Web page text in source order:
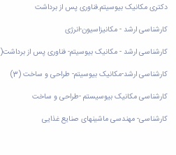
دکتری مکانیک بیوسیتم.فناوری پس از برداشت
کارشناسی ارشد - مکانیزاسیون-انرژی
کارشناسی ارشد - مکانیک بیوسیتم- فناوری پس از برداشت(1)
کارشناسی ارشد-مکانیک بیوسیتم- طراحی و ساخت (3)
کارشناسی مکانیک بیوسیستم -طراحی و ساخت
کارشناسی- مهندسی ماشینهای صنایع غذایی